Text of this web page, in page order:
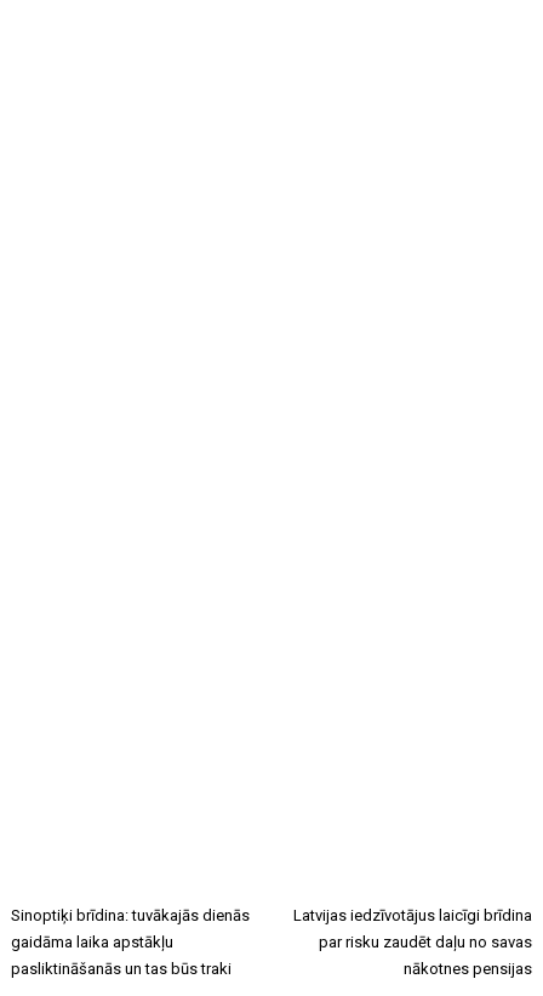
Sinoptiķi brīdina: tuvākajās dienās
gaidāma laika apstākļu
pasliktināšanās un tas būs traki
Latvijas iedzīvotājus laicīgi brīdina
par risku zaudēt daļu no savas
nākotnes pensijas